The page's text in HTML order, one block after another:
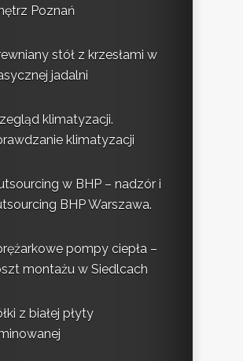
Poznań
stół z krzesłami w
jadalni
klimatyzacji.
klimatyzacji
w BHP – nadzór i
BHP Warszawa.
pompy ciepła –
montażu w Siedlcach
z białej płyty